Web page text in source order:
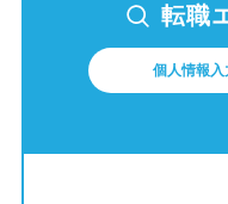
転職
個人情報入